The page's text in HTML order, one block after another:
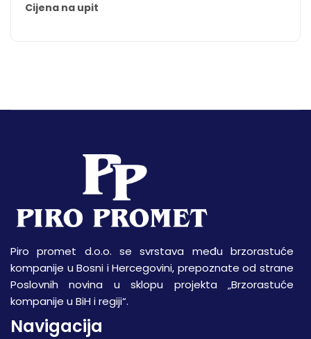
Cijena na upit
Piro promet d.o.o. se svrstava među brzorastuće
kompanije u Bosni i Hercegovini, prepoznate od strane
Poslovnih novina u sklopu projekta „Brzorastuće
kompanije u BiH i regiji“.
Navigacija